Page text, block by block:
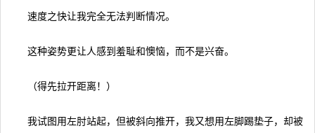
速度之快让我完全无法判断情况。
这种姿势更让人感到羞耻和懊恼，而不是兴奋。
（得先拉开距离！）
我试图用左肘站起，但被斜向推开，我又想用左脚踢垫子，却被